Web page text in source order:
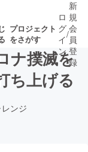
プロジェクト
をさがす
ロ
グ
イ
ン
/
新
規
会
員
登
録
ナ撲滅を
ち上げる
ンジ